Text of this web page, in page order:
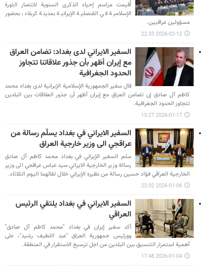
أُقيمت مراسم إحياء الذكرى السنوية لانتصار الثورة
الإسلامية في القنصلية الإيرانية بمدينة كربلاء، بحضور
مسؤولين عراقيين.
2026-02-12 22:33
السفير الايراني لدى بغداد: تضامن العراق
مع إیران أظهر بأن جذور علاقاتنا تتجاوز
الحدود الجغرافية
قال سفیر الجمهوریة الإسلامیة الإیرانیة لدى بغداد محمد
کاظم آل صادق إن تضامن العراق مع إیران أظهر أن جذور العلاقات بین البلدین
تتجاوز الحدود الجغرافیة.
2026-01-17 15:27
السفير الايراني في بغداد يسلّم رسالة من
عراقجي الى وزير خارجية العراق
سلم السفير الإيراني في بغداد محمد كاظم آل صادق
رسالة وزير الخارجية الايراني سيد عباس عراقجي الى وزير
الخارجية العراقي فؤاد حسين رسالة من نظيره الإيراني خلال لقائهما اليوم الثلاثاء.
2026-01-06 22:02
السفير الايراني في بغداد يلتقي الرئيس
العراقي
أكد سفير إيران في بغداد "محمد كاظم آل صادق"
وورئيس جمهورية العراق "عبد اللطيف رشيد"، على
أهمية استمرار التنسيق بين البلدين من اجل ترسيخ الاستقرار في المنطقة.
2026-01-04 17:48